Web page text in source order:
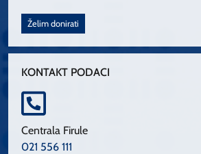
Želim donirati
KONTAKT PODACI
Centrala Firule
021 556 111